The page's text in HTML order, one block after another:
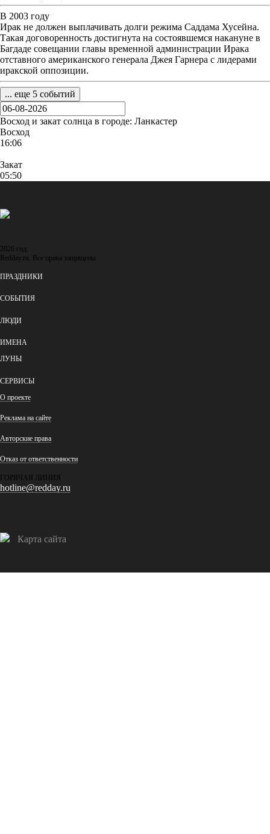
В 2003 году
Ирак не должен выплачивать долги режима Саддама Хусейна.
Такая договоренность достигнута на состоявшемся накануне в
Багдаде совещании главы временной администрации Ирака
отставного американского генерала Джея Гарнера с лидерами
иракской оппозиции.
... еще 5 событий
Восход и закат солнца в городе: Ланкастер
Восход
16:06
Закат
05:50
2026 год.
Redday.ru. Все права защищены
ПРАЗДНИКИ
СОБЫТИЯ
ЛЮДИ
ИМЕНА
ЛУНЫ
СЕРВИСЫ
О проекте
Реклама на сайте
Авторские права
Отказ от ответственности
ГОРЯЧАЯ ЛИНИЯ
hotline@redday.ru
Карта сайта